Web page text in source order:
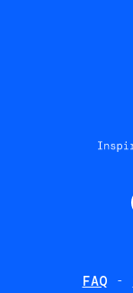
FAQ